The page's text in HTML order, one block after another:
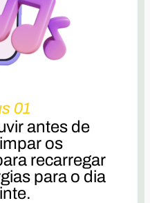
01
antes de
os
recarregar
para o dia